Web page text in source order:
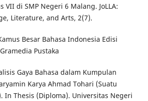
VII di SMP Negeri 6 Malang. JoLLA:
Literature, and Arts, 2(7).
Besar Bahasa Indonesia Edisi
Pustaka
Gaya Bahasa dalam Kumpulan
Karya Ahmad Tohari (Suatu
In Thesis (Diploma). Universitas Negeri